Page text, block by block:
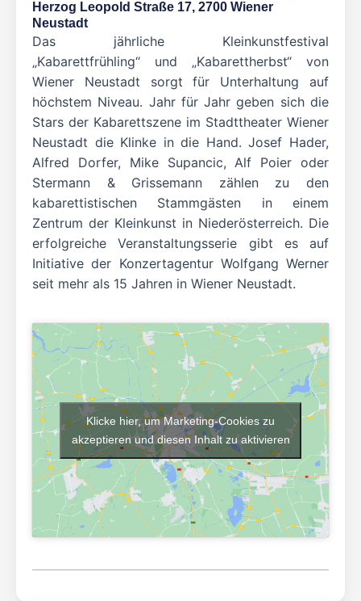
Herzog Leopold Straße 17, 2700 Wiener
Neustadt
Das jährliche Kleinkunstfestival
„Kabarettfrühling“ und „Kabarettherbst“ von
Wiener Neustadt sorgt für Unterhaltung auf
höchstem Niveau. Jahr für Jahr geben sich die
Stars der Kabarettszene im Stadttheater Wiener
Neustadt die Klinke in die Hand. Josef Hader,
Alfred Dorfer, Mike Supancic, Alf Poier oder
Stermann & Grissemann zählen zu den
kabarettistischen Stammgästen in einem
Zentrum der Kleinkunst in Niederösterreich. Die
erfolgreiche Veranstaltungsserie gibt es auf
Initiative der Konzertagentur Wolfgang Werner
seit mehr als 15 Jahren in Wiener Neustadt.
Klicke hier, um Marketing-Cookies zu
akzeptieren und diesen Inhalt zu aktivieren